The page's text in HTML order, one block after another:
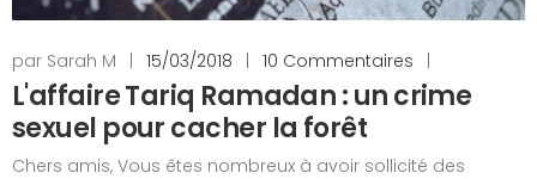
par Sarah M 15/03/2018 10 Commentaires
L'affaire Tariq Ramadan : un crime
sexuel pour cacher la forêt
Chers amis, Vous êtes nombreux à avoir sollicité des